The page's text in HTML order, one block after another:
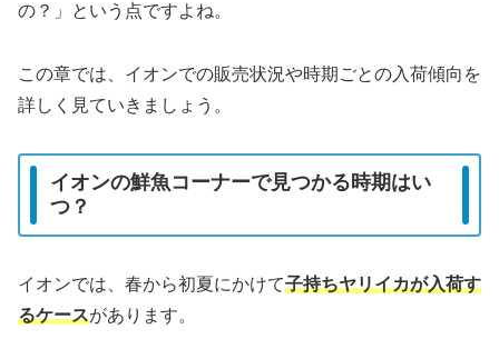
の？」という点ですよね。
この章では、イオンでの販売状況や時期ごとの入荷傾向を
詳しく見ていきましょう。
イオンの鮮魚コーナーで見つかる時期はい
つ？
イオンでは、春から初夏にかけて子持ちヤリイカが入荷す
るケースがあります。